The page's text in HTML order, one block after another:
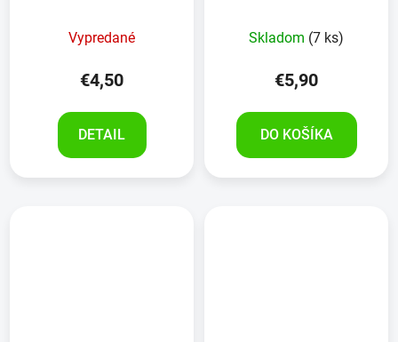
Vypredané
€4,50
DETAIL
Skladom (7 ks)
€5,90
DO KOŠÍKA